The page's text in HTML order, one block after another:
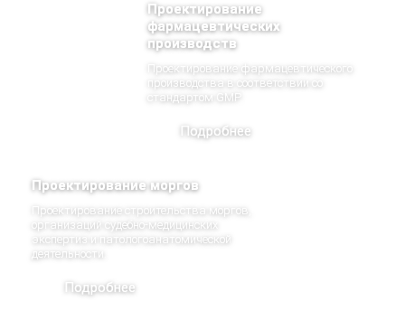
Проектирование
фармацевтических
производств
Проектирование фармацевтического
производства в соответствии со
стандартом GMP.
Подробнее
Проектирование моргов
Проектирование строительства моргов,
организаций судебно-медицинских
экспертиз и патологоанатомической
деятельности.
Подробнее